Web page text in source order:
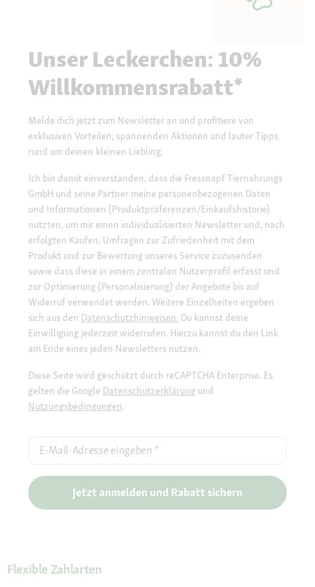
Unser Leckerchen: 10%
Willkommensrabatt*
Melde dich jetzt zum Newsletter an und profitiere von
exklusiven Vorteilen, spannenden Aktionen und lauter Tipps
rund um deinen kleinen Liebling.
Ich bin damit einverstanden, dass die Fressnapf Tiernahrungs
GmbH und seine Partner meine personenbezogenen Daten
und Informationen (Produktpräferenzen/Einkaufshistorie)
nutzten, um mir einen individualisierten Newsletter und, nach
erfolgten Käufen, Umfragen zur Zufriedenheit mit dem
Produkt und zur Bewertung unseres Service zuzusenden
sowie dass diese in einem zentralen Nutzerprofil erfasst und
zur Optimierung (Personalisierung) der Angebote bis auf
Widerruf verwendet werden. Weitere Einzelheiten ergeben
sich aus den Datenschutzhinweisen. Du kannst deine
Einwilligung jederzeit widerrufen. Hierzu kannst du den Link
am Ende eines jeden Newsletters nutzen.
Diese Seite wird geschützt durch reCAPTCHA Enterprise. Es
gelten die Google Datenschutzerklärung und
Nutzungsbedingungen.
E-Mail-Adresse eingeben *
Jetzt anmelden und Rabatt sichern
Flexible Zahlarten